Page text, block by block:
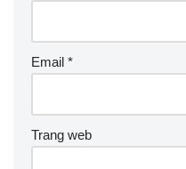
Email *
Trang web